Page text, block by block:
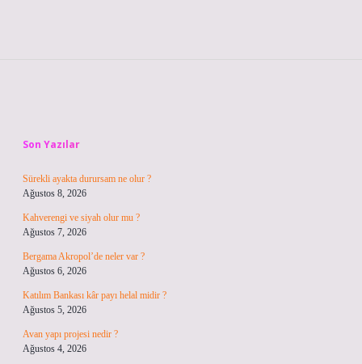
Son Yazılar
Sürekli ayakta durursam ne olur ?
Ağustos 8, 2026
Kahverengi ve siyah olur mu ?
Ağustos 7, 2026
Bergama Akropol’de neler var ?
Ağustos 6, 2026
Katılım Bankası kâr payı helal midir ?
Ağustos 5, 2026
Avan yapı projesi nedir ?
Ağustos 4, 2026